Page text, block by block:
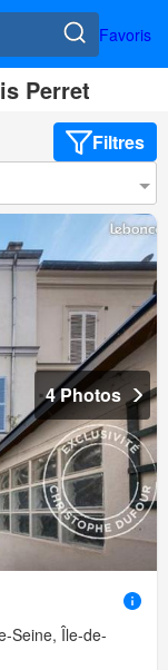
Favoris
Perret
Filtres
4 Photos
Seine, Île-de-